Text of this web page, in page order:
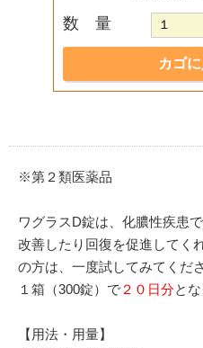
数 量
※第２類医薬品
ワグラスD錠は、化膿性疾患
改善したり回復を促進してく
の方は、一度試してみてくださ
１箱（300錠）で ２０日分とな
【用法・用量】